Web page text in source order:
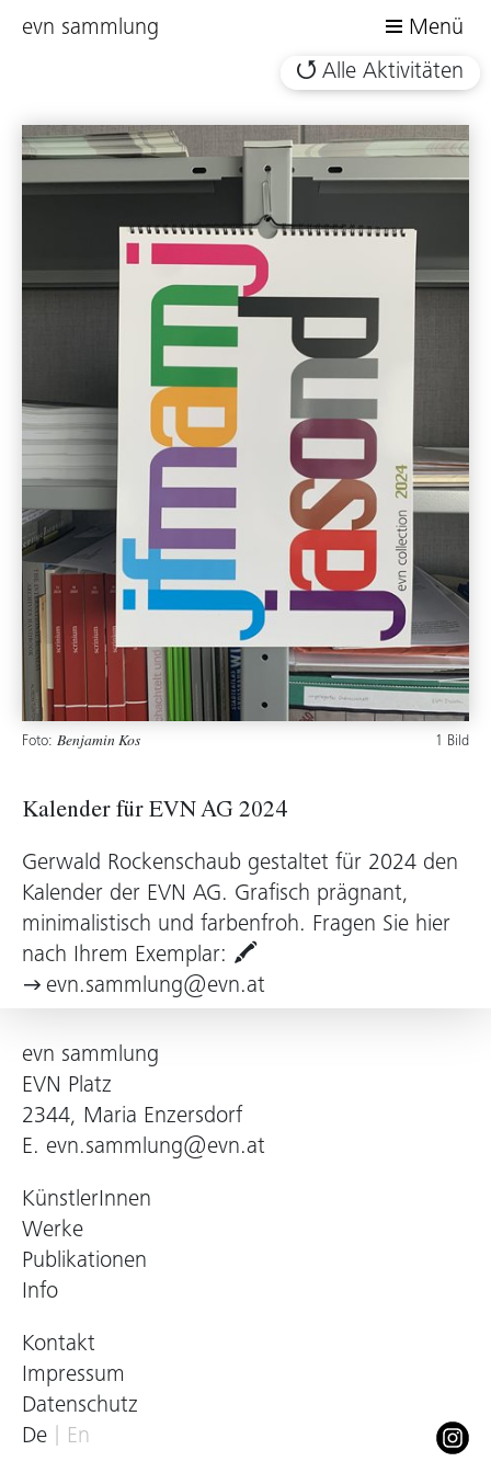
evn sammlung
Menü
Alle Aktivitäten
Foto: Benjamin Kos 1 Bild
Kalender für EVN AG 2024
Gerwald Rockenschaub gestaltet für 2024 den
Kalender der EVN AG. Grafisch prägnant,
minimalistisch und farbenfroh. Fragen Sie hier
nach Ihrem Exemplar: 🖍
evn.sammlung@evn.at
evn sammlung
EVN Platz
2344, Maria Enzersdorf
E. evn.sammlung@evn.at
KünstlerInnen
Werke
Publikationen
Info
Kontakt
Impressum
Datenschutz
De
En